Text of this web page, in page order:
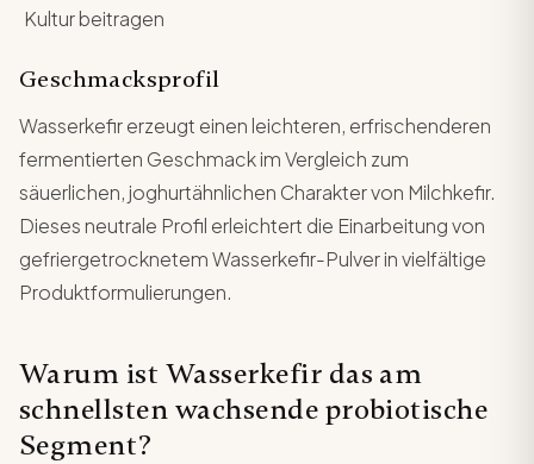
Kultur beitragen
Geschmacksprofil
Wasserkefir erzeugt einen leichteren, erfrischenderen
fermentierten Geschmack im Vergleich zum
säuerlichen, joghurtähnlichen Charakter von Milchkefir.
Dieses neutrale Profil erleichtert die Einarbeitung von
gefriergetrocknetem Wasserkefir-Pulver in vielfältige
Produktformulierungen.
Warum ist Wasserkefir das am
schnellsten wachsende probiotische
Segment?